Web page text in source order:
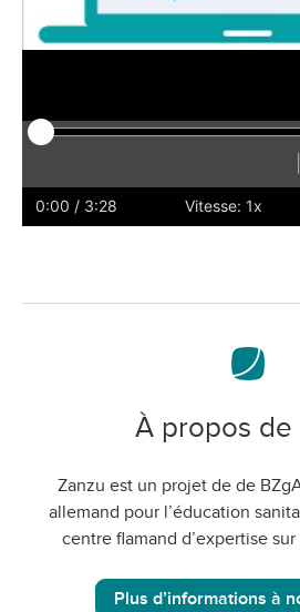
0:00 / 3:28 Vitesse: 1x
À propos de
Zanzu est un projet de de
allemand pour l’éducation
centre flamand d’expertise
Plus d’informations à